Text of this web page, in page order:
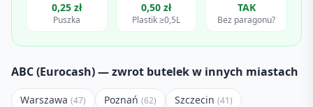
0,25 zł
Puszka
0,50 zł
Plastik ≥0,5L
TAK
Bez paragonu?
ABC (Eurocash)— zwrot butelek w innych miastach
Warszawa (47) Poznań (62) Szczecin (41)